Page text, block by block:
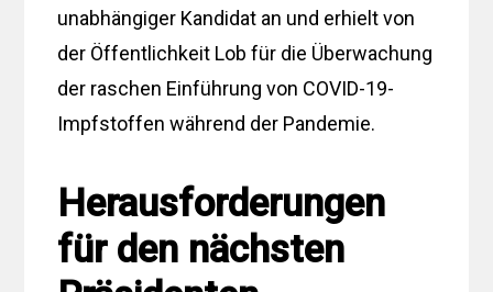
unabhängiger Kandidat an und erhielt von
der Öffentlichkeit Lob für die Überwachung
der raschen Einführung von COVID-19-
Impfstoffen während der Pandemie.
Herausforderungen
für den nächsten